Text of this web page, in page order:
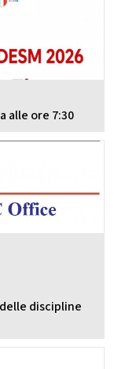
alle ore 7:30
discipline